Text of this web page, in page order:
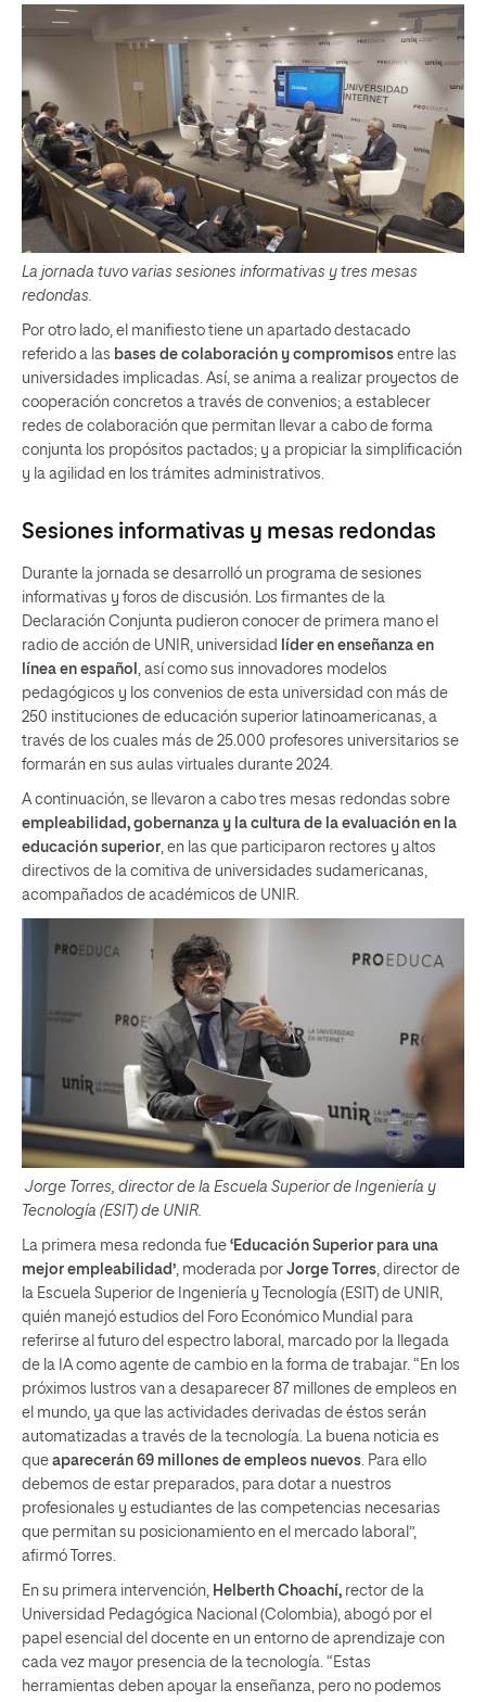
La jornada tuvo varias sesiones informativas y tres mesas
redondas.
Por otro lado, el manifiesto tiene un apartado destacado
referido a las bases de colaboración y compromisos entre las
universidades implicadas. Así, se anima a realizar proyectos de
cooperación concretos a través de convenios; a establecer
redes de colaboración que permitan llevar a cabo de forma
conjunta los propósitos pactados; y a propiciar la simplificación
y la agilidad en los trámites administrativos.
Sesiones informativas y mesas redondas
Durante la jornada se desarrolló un programa de sesiones
informativas y foros de discusión. Los firmantes de la
Declaración Conjunta pudieron conocer de primera mano el
radio de acción de UNIR, universidad
líder en enseñanza en
línea en español , así como sus innovadores modelos
pedagógicos y los convenios de esta universidad con más de
250 instituciones de educación superior latinoamericanas, a
través de los cuales más de 25.000 profesores universitarios se
formarán en sus aulas virtuales durante 2024.
A continuación, se llevaron a cabo tres mesas redondas sobre
empleabilidad, gobernanza y la cultura de la evaluación en la
educación superior, en las que participaron rectores y altos
directivos de la comitiva de universidades sudamericanas,
acompañados de académicos de UNIR.
Jorge Torres, director de la Escuela Superior de Ingeniería y
Tecnología (ESIT) de UNIR.
La primera mesa redonda fue ‘Educación Superior para una
mejor empleabilidad’ , moderada por Jorge Torres , director de
la Escuela Superior de Ingeniería y Tecnología (ESIT) de UNIR,
quién manejó estudios del Foro Económico Mundial para
referirse al futuro del espectro laboral, marcado por la llegada
de la IA como agente de cambio en la forma de trabajar. “En los
próximos lustros van a desaparecer 87 millones de empleos en
el mundo, ya que las actividades derivadas de éstos serán
automatizadas a través de la tecnología. La buena noticia es
que aparecerán 69 millones de empleos nuevos . Para ello
debemos de estar preparados, para dotar a nuestros
profesionales y estudiantes de las competencias necesarias
que permitan su posicionamiento en el mercado laboral”,
afirmó Torres.
En su primera intervención, Helberth Choachí, rector de la
Universidad Pedagógica Nacional (Colombia), abogó por el
papel esencial del docente en un entorno de aprendizaje con
cada vez mayor presencia de la tecnología. “Estas
herramientas deben apoyar la enseñanza, pero no podemos